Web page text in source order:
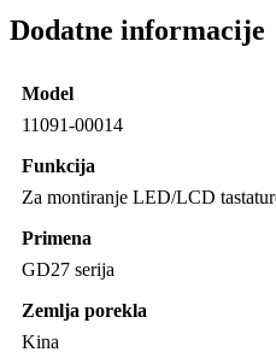
Dodatne informacije
Model
11091-00014
Funkcija
Za montiranje LED/LCD
Primena
GD27 serija
Zemlja porekla
Kina